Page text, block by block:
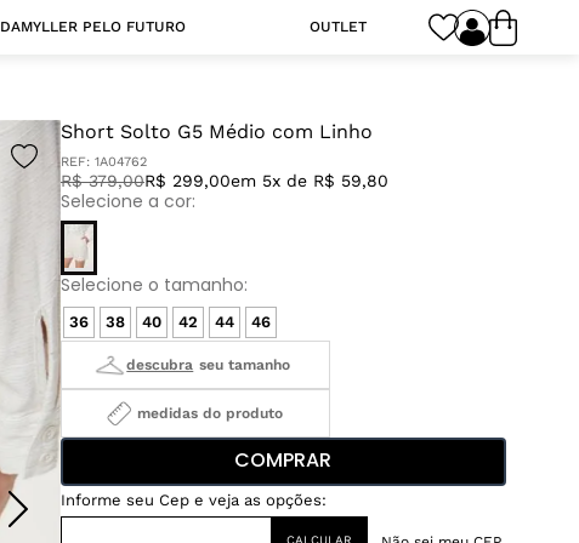
DAMYLLER PELO FUTURO OUTLET
Short Solto G5 Médio com Linho
REF: 1A04762
R$ 379,00R$ 299,00em 5x de R$ 59,80
36 38 40 42 44 46
medidas do produto
COMPRAR